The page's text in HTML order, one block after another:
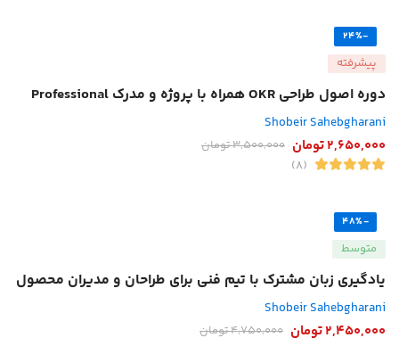
-24%
پیشرفته
دوره اصول طراحی OKR همراه با پروژه و مدرک Professional
Shobeir Sahebgharani
2,650,000تومان 3,500,000تومان
(8)
-48%
متوسط
یادگیری زبان مشترک با تیم فنی برای طراحان و مدیران محصول
Shobeir Sahebgharani
2,450,000تومان 4,750,000تومان